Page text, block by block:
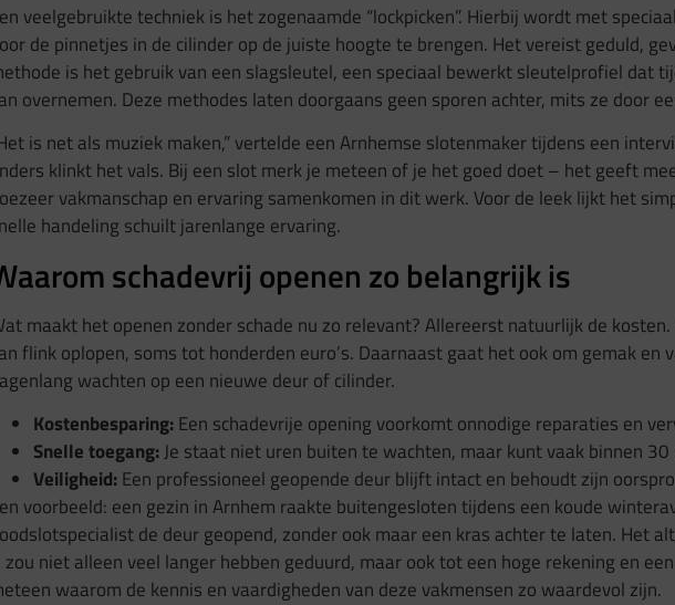
veelgebruikte techniek is het zogenaamde “lockpicken”. Hierbij wordt met
de pinnetjes in de cilinder op de juiste hoogte te brengen. Het vereist geduld,
is het gebruik van een slagsleutel, een speciaal bewerkt sleutelprofiel dat
overnemen. Deze methodes laten doorgaans geen sporen achter, mits ze door
is net als muziek maken,” vertelde een Arnhemse slotenmaker tijdens een
klinkt het vals. Bij een slot merk je meteen of je het goed doet – het geeft
vakmanschap en ervaring samenkomen in dit werk. Voor de leek lijkt het
handeling schuilt jarenlange ervaring.
schadevrij openen zo belangrijk is
maakt het openen zonder schade nu zo relevant? Allereerst natuurlijk de
flink oplopen, soms tot honderden euro’s. Daarnaast gaat het ook om gemak
wachten op een nieuwe deur of cilinder.
Kostenbesparing:Een schadevrije opening voorkomt onnodige reparaties en
Snelle toegang:Je staat niet uren buiten te wachten, maar kunt vaak binnen
Veiligheid:Een professioneel geopende deur blijft intact en behoudt zijn
voorbeeld: een gezin in Arnhem raakte buitengesloten tijdens een koude
de deur geopend, zonder ook maar een kras achter te laten. Het
zou niet alleen veel langer hebben geduurd, maar ook tot een hoge rekening en
waarom de kennis en vaardigheden van deze vakmensen zo waardevol zijn.